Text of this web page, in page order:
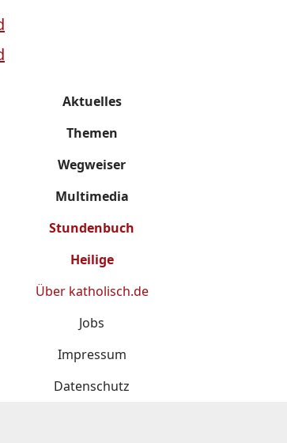
Aktuelles
Themen
Wegweiser
Multimedia
Stundenbuch
Heilige
Über katholisch.de
Jobs
Impressum
Datenschutz